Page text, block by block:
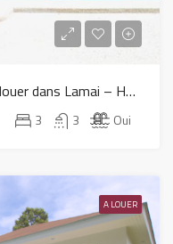
3 Chambre 3 Salle de bain Villa A louer dans Lamai – HV0274
3 3 Oui
A LOUER